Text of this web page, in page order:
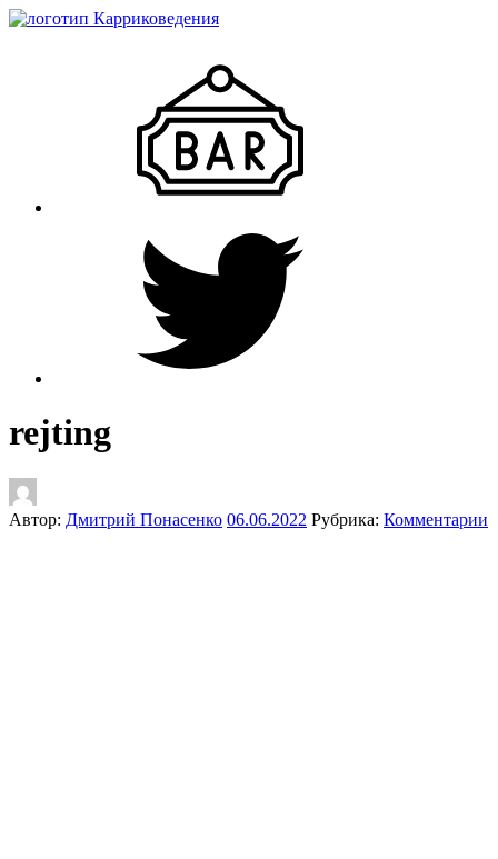
rejting
Автор: Дмитрий Понасенко 06.06.2022 Рубрика: Комментарии